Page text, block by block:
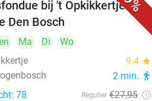
bij 't Opkikkertje in
Den Bosch
Ma Di
Wo
9.4 star
2 min. directions_walk
78 Regulier €27,95